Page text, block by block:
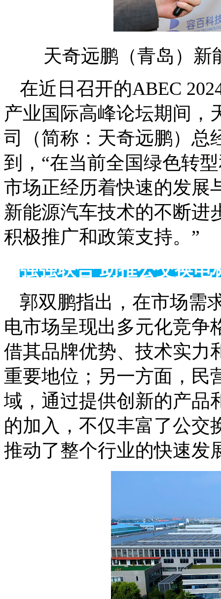
天奇远鹏（青岛）新
在近日召开的ABEC
产业国际高峰论坛期间，
司（简称：天奇远鹏）总
到，“在当前全国绿色转
市场正经历着快速的发展
新能源汽车技术的不断进
积极推广和政策支持。”
强强联合 助推公交换电
郭双鹏指出，在市场需
电市场呈现出多元化竞争
借其品牌优势、技术实力
重要地位；另一方面，民
域，通过提供创新的产品
的加入，不仅丰富了公交
推动了整个行业的快速发